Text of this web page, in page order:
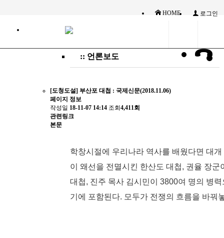
HOME 로그인
:: 언론보도
[도청도설] 부산포 대첩 : 국제신문(2018.11.06)
페이지 정보
작성일 18-11-07 14:14 조회 4,411회
관련링크
본문
학창시절에 우리나라 역사를 배웠다면 대
이 왜선을 전멸시킨 한산도 대첩, 권율 장
대첩, 진주 목사 김시민이 3800여 명의 병
기에 포함된다. 모두가 전쟁의 흐름을 바꿔